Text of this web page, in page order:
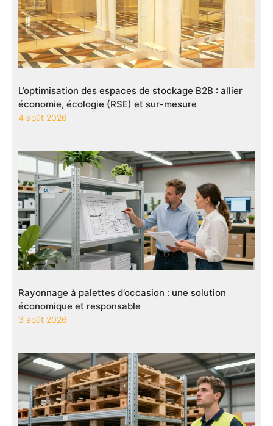
L’optimisation des espaces de stockage B2B : allier
économie, écologie (RSE) et sur-mesure
4 août 2026
Rayonnage à palettes d’occasion : une solution
économique et responsable
3 août 2026